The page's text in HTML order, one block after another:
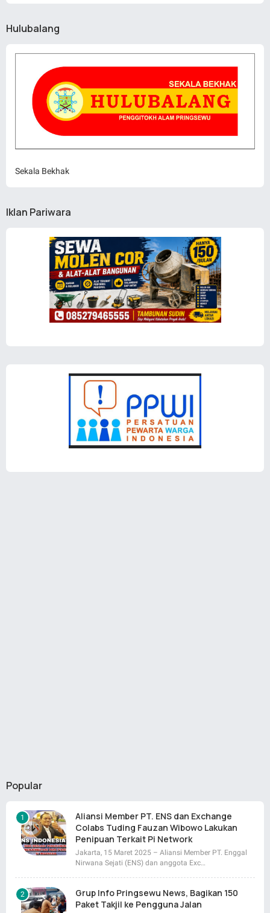
Hulubalang
Sekala Bekhak
Iklan Pariwara
Popular
Aliansi Member PT. ENS dan Exchange
Colabs Tuding Fauzan Wibowo Lakukan
Penipuan Terkait Pi Network
Jakarta, 15 Maret 2025 – Aliansi Member PT. Enggal
Nirwana Sejati (ENS) dan anggota Exc…
Grup Info Pringsewu News, Bagikan 150
Paket Takjil ke Pengguna Jalan